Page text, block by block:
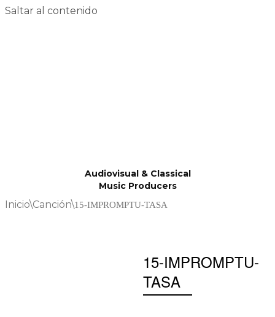
Saltar al contenido
Audiovisual & Classical
Music Producers
Inicio\Canción\15-IMPROMPTU-TASA
15-IMPROMPTU-
TASA